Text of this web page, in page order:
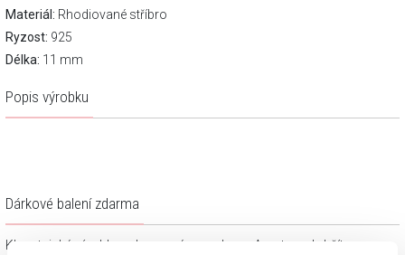
Materiál: Rhodiované stříbro
Ryzost: 925
Délka: 11 mm
Popis výrobku
Dárkové balení zdarma
Klenotnické výrobky zakoupené na e-shopu Apart.cz obdržíte